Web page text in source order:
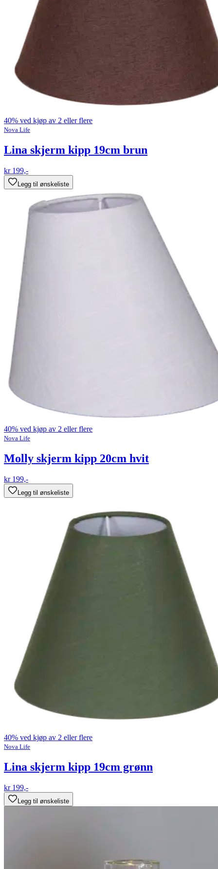
40% ved kjøp av 2 eller flere
Nova Life
Lina skjerm kipp 19cm brun
kr 199,-
Legg til ønskeliste
40% ved kjøp av 2 eller flere
Nova Life
Molly skjerm kipp 20cm hvit
kr 199,-
Legg til ønskeliste
40% ved kjøp av 2 eller flere
Nova Life
Lina skjerm kipp 19cm grønn
kr 199,-
Legg til ønskeliste